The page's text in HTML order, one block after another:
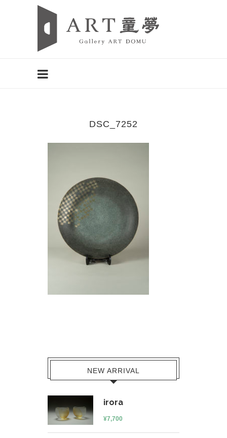
DSC_7252
NEW ARRIVAL
irora
¥7,700